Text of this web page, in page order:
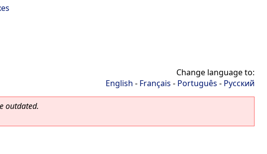
Change language to:
English - Français - Português - Русский
outdated.